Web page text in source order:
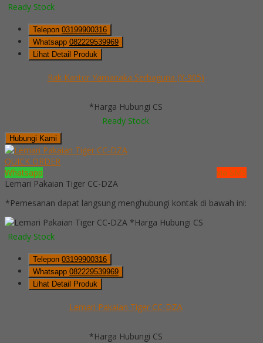
Ready Stock
Telepon 03199900316
Whatsapp 082229539969
Lihat Detail Produk
Rak Kantor Yamanaka Serbaguna (Y-905)
*Harga Hubungi CS
Ready Stock
Hubungi Kami
QUICK ORDER
Whatsapp
via SMS
Lemari Pakaian Tiger CC-DZA
*Pemesanan dapat langsung menghubungi kontak di bawah ini:
*Harga Hubungi CS
Ready Stock
Telepon 03199900316
Whatsapp 082229539969
Lihat Detail Produk
Lemari Pakaian Tiger CC-DZA
*Harga Hubungi CS